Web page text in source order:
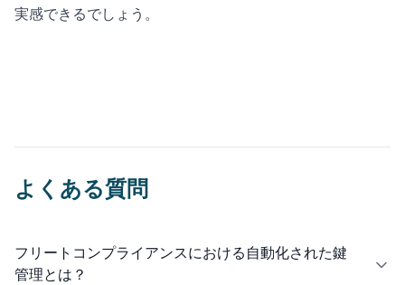
実感できるでしょう。
よくある質問
フリートコンプライアンスにおける自動化された鍵
管理とは？